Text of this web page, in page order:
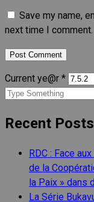
Save my name,
next time I comment.
Current ye@r *
Search
Recent Posts
RDC : Face
de la
la Paix » dans
La Série